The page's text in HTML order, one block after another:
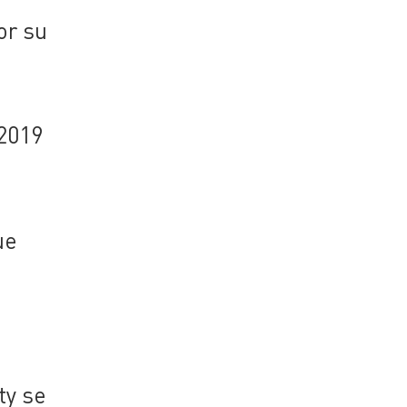
su
se